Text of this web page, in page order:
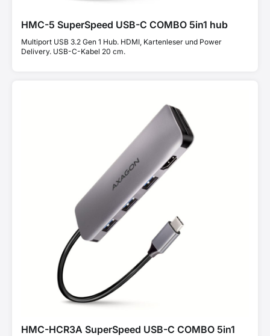
HMC-5 SuperSpeed USB-C COMBO 5in1 hub
Multiport USB 3.2 Gen 1 Hub. HDMI, Kartenleser und Power
Delivery. USB-C-Kabel 20 cm.
HMC-HCR3A SuperSpeed USB-C COMBO 5in1